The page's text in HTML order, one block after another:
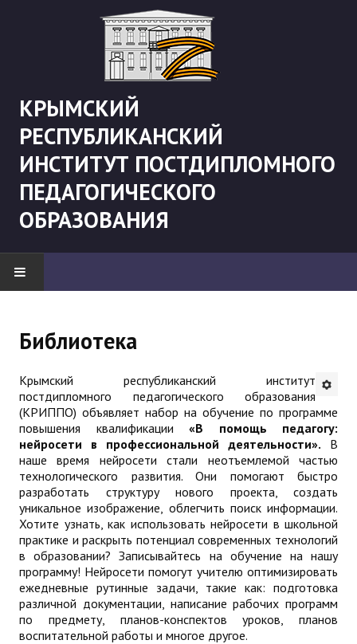
КРЫМСКИЙ
РЕСПУБЛИКАНСКИЙ
ИНСТИТУТ ПОСТДИПЛОМНОГО
ПЕДАГОГИЧЕСКОГО
ОБРАЗОВАНИЯ
"Боевая" русистика
Будни института
АНОНСЫ
ИНСТИТУТ
Противодействие коррупции
В ПОМОЩЬ УЧИТЕЛЮ
Организация УВП
ГИА
Карта ГИА РК
Библиотека
Крымский республиканский институт
постдипломного педагогического образования
(КРИППО) объявляет набор на обучение по программе
повышения квалификации «В помощь педагогу:
нейросети в профессиональной деятельности». В
наше время нейросети стали неотъемлемой частью
технологического развития. Они помогают быстро
разработать структуру нового проекта, создать
уникальное изображение, облегчить поиск информации.
Хотите узнать, как использовать нейросети в школьной
практике и раскрыть потенциал современных технологий
в образовании? Записывайтесь на обучение на нашу
программу! Нейросети помогут учителю оптимизировать
ежедневные рутинные задачи, такие как: подготовка
различной документации, написание рабочих программ
по предмету, планов-конспектов уроков, планов
воспитательной работы и многое другое.